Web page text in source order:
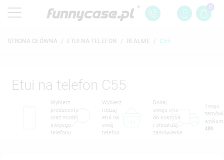
0
STRONA GŁÓWNA ETUI NA TELEFON REALME C55
Etui na telefon C55
Wybierz
producenta
oraz model
swojego
telefonu
Wybierz
rodzaj
etui na
swój
telefon
Dodaj
swoje etui
do koszyka
i sfinalizuj
zamówienie
Twoje
48h